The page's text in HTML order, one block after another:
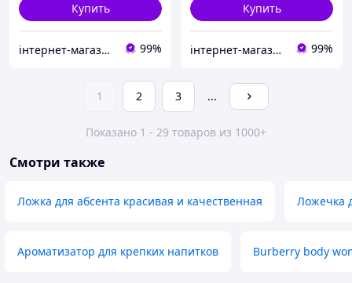
Купить
інтернет-магазин "ФАНТИК" 99%
Купить
інтернет-магазин "ФАНТИК" 99%
1 2 3 ...
Показано 1 - 29 товаров из 1000+
Смотри также
Ложка для абсента красивая и качественная Ложечка
Ароматизатор для крепких напитков Burberry body